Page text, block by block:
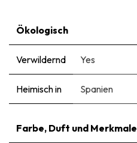
Ökologisch
Verwildernd Yes
Heimisch in Spanien
Farbe, Duft und Merkmale